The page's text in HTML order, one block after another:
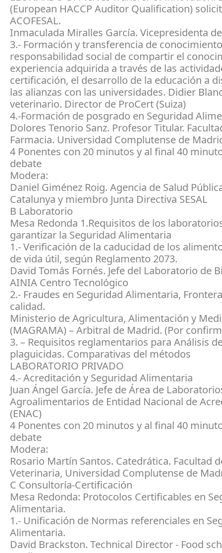
(European HACCP Auditor Qualification)
ACOFESAL.
Inmaculada Miralles García. Vicepresidenta de
3.- Formación y transferencia de
responsabilidad social de compartir el
experiencia adquirida a través de las
certificación, el desarrollo de la educación a
las alianzas con las universidades. Didier
veterinario. Director de ProCert (Suiza)
4.-Formación de posgrado en Seguridad
Dolores Tenorio Sanz. Profesor Titular.
Farmacia. Universidad Complutense de
4 Ponentes con 20 minutos y al final 40
debate
Modera:
Daniel Giménez Roig. Agencia de Salud
Catalunya y miembro Junta Directiva SESAL
B Laboratorio
Mesa Redonda 1.Requisitos de los
garantizar la Seguridad Alimentaria
1.- Verificación de la caducidad de los
de vida útil, según Reglamento 2073.
David Tomás Fornés. Jefe del Laboratorio de
AINIA Centro Tecnológico
2.- Fraudes en Seguridad Alimentaria,
calidad.
Ministerio de Agricultura, Alimentación y
(MAGRAMA) – Arbitral de Madrid. (Por
3. – Requisitos reglamentarios para Análisis
plaguicidas. Comparativas del métodos
LABORATORIO PRIVADO
4.- Acreditación y Seguridad Alimentaria
Juan Ángel García. Jefe de Área de
Agroalimentarios de Entidad Nacional de
(ENAC)
4 Ponentes con 20 minutos y al final 40
debate
Modera:
Rosario Martín Santos. Catedrática. Facultad
Veterinaria, Universidad Complutense de
C Consultoría-Certificación
Mesa Redonda: Protocolos Certificables en
Alimentaria.
1.- Unificación de Normas referenciales en
Alimentaria.
David Brackston. Technical Director - Food